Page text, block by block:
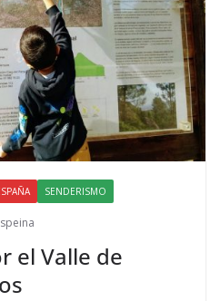
SENDERISMO
el Valle de